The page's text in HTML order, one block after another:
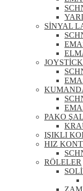
SİNYAL
PAKO
IŞIKLI
HIZ
RÖLELER